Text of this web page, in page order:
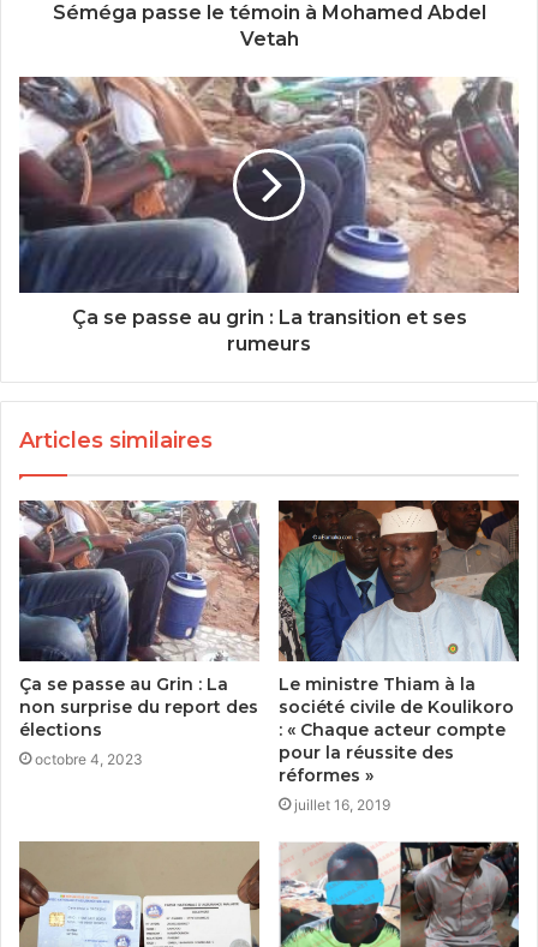
Séméga passe le témoin à Mohamed Abdel
Vetah
Ça se passe au grin : La transition et ses
rumeurs
Articles similaires
Ça se passe au Grin : La
non surprise du report des
élections
octobre 4, 2023
Le ministre Thiam à la
société civile de Koulikoro
: « Chaque acteur compte
pour la réussite des
réformes »
juillet 16, 2019